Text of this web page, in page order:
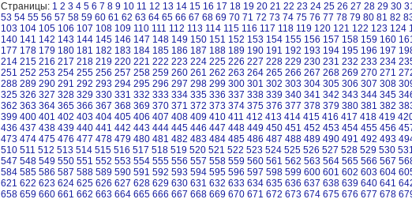
Страницы: 1 2 3 4 5 6 7 8 9 10 11 12 13 14 15 16 17 18 19 20 21 22 23 24 25 26 27 28 29 30
53 54 55 56 57 58 59 60 61 62 63 64 65 66 67 68 69 70 71 72 73 74 75 76 77 78 79 80 81 82
103 104 105 106 107 108 109 110 111 112 113 114 115 116 117 118 119 120 121 122 123 124
140 141 142 143 144 145 146 147 148 149 150 151 152 153 154 155 156 157 158 159 160
177 178 179 180 181 182 183 184 185 186 187 188 189 190 191 192 193 194 195 196 197
214 215 216 217 218 219 220 221 222 223 224 225 226 227 228 229 230 231 232 233 234
251 252 253 254 255 256 257 258 259 260 261 262 263 264 265 266 267 268 269 270 271
288 289 290 291 292 293 294 295 296 297 298 299 300 301 302 303 304 305 306 307 308
325 326 327 328 329 330 331 332 333 334 335 336 337 338 339 340 341 342 343 344 345
362 363 364 365 366 367 368 369 370 371 372 373 374 375 376 377 378 379 380 381 382
399 400 401 402 403 404 405 406 407 408 409 410 411 412 413 414 415 416 417 418 419
436 437 438 439 440 441 442 443 444 445 446 447 448 449 450 451 452 453 454 455 456
473 474 475 476 477 478 479 480 481 482 483 484 485 486 487 488 489 490 491 492 493
510 511 512 513 514 515 516 517 518 519 520 521 522 523 524 525 526 527 528 529 530
547 548 549 550 551 552 553 554 555 556 557 558 559 560 561 562 563 564 565 566 567
584 585 586 587 588 589 590 591 592 593 594 595 596 597 598 599 600 601 602 603 604
621 622 623 624 625 626 627 628 629 630 631 632 633 634 635 636 637 638 639 640 641
658 659 660 661 662 663 664 665 666 667 668 669 670 671 672 673 674 675 676 677 678